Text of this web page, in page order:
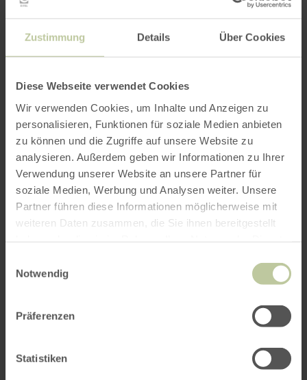
Zustimmung Details Über Cookies
Diese Webseite verwendet Cookies
Wir verwenden Cookies, um Inhalte und Anzeigen zu
personalisieren, Funktionen für soziale Medien anbieten
zu können und die Zugriffe auf unsere Website zu
analysieren. Außerdem geben wir Informationen zu Ihrer
Verwendung unserer Website an unsere Partner für
soziale Medien, Werbung und Analysen weiter. Unsere
Partner führen diese Informationen möglicherweise mit
weiteren Daten zusammen, die Sie ihnen bereitgestellt
Notwendig
Präferenzen
Statistiken